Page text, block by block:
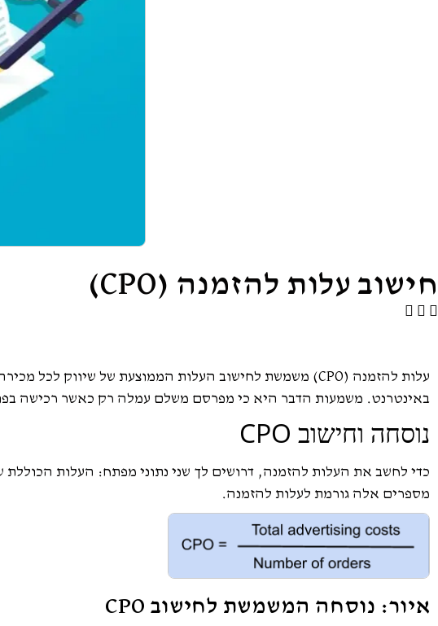
חישוב עלות להזמנה (CPO)
באינטרנט. משמעות הדבר היא כי מפרסם משלם עמלה רק כאשר רכישה
נוסחה וחישוב CPO
כדי לחשב את העלות להזמנה, דרושים לך שני נתוני מפתח: העלות הכוללת
מספרים אלה גורמת לעלות להזמנה.
איור: נוסחה המשמשת לחישוב CPO